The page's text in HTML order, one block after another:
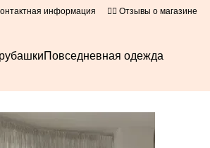
информация 👍🏻 Отзывы о магазине
Повседневная одежда